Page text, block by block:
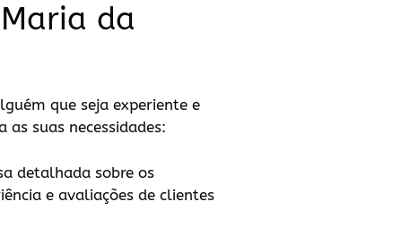
da
que seja experiente e
suas necessidades:
detalhada sobre os
e avaliações de clientes